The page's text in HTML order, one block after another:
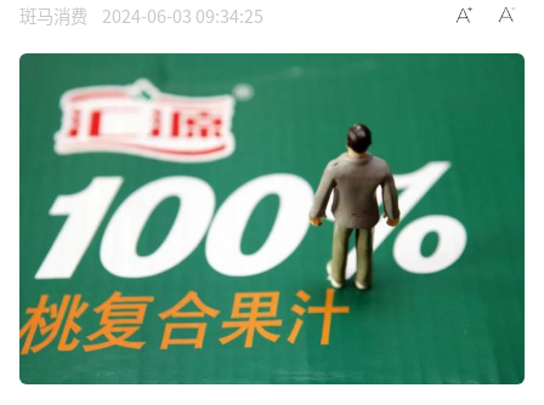
斑马消费 2024-06-03 09:34:25